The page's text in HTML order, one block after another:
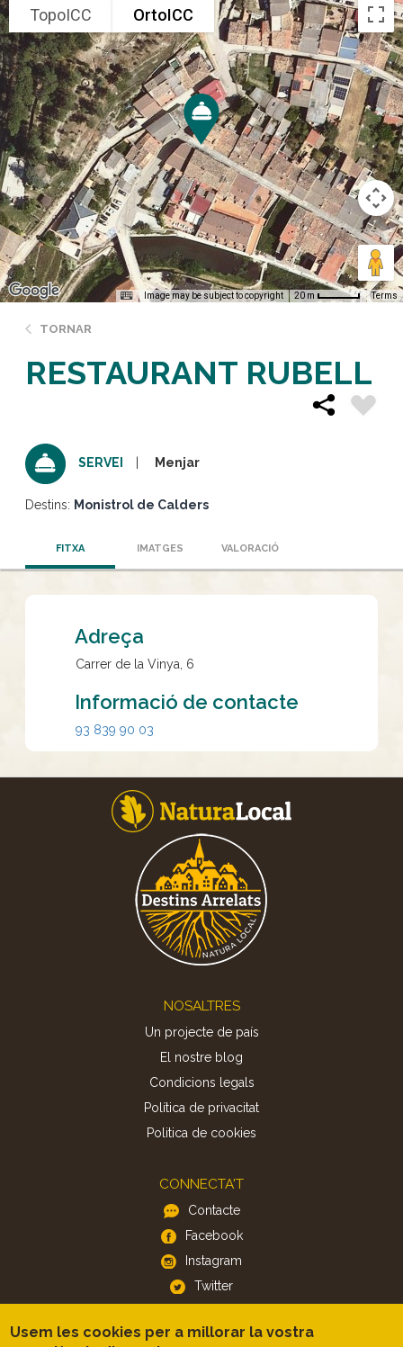
TopoICC OrtoICC
Image may be subject to copyright 20 m Terms
TORNAR
RESTAURANT RUBELL
SERVEI Menjar
Destins: Monistrol de Calders
FITXA IMATGES VALORACIÓ
Adreça
Carrer de la Vinya, 6
Informació de contacte
93 839 90 03
NOSALTRES
Un projecte de país
El nostre blog
Condicions legals
Política de privacitat
Politica de cookies
CONNECTA'T
Contacte
Facebook
Instagram
Twitter
APP
Usem les cookies per a millorar la vostra